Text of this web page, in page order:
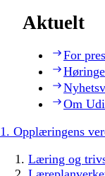
Aktuelt
For
Om
1. Opplæringens
Læring og